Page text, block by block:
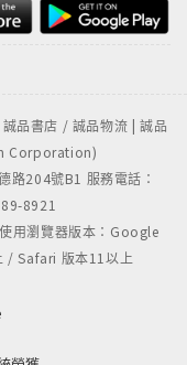
發現，軍工就是
一誠表示。
例來說，大型鍛
傳產業者紛紛投入
，毛利率也高出
、低薪困境，更
品書店 / 誠品物流 | 誠品
Corporation)
路204號B1 服務電話：
8921
用瀏覽器版本：Google
/ Safari 版本11以上